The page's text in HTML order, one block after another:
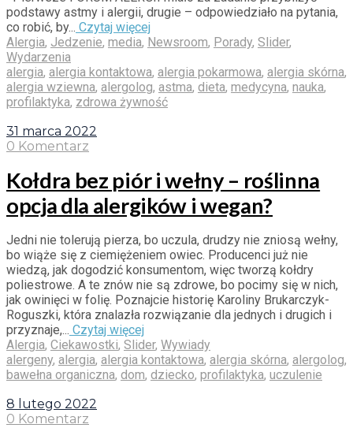
podstawy astmy i alergii, drugie – odpowiedziało na pytania,
co robić, by... Czytaj więcej
Alergia, Jedzenie, media, Newsroom, Porady, Slider,
Wydarzenia
alergia, alergia kontaktowa, alergia pokarmowa, alergia skórna,
alergia wziewna, alergolog, astma, dieta, medycyna, nauka,
profilaktyka, zdrowa żywność
31 marca 2022
0 Komentarz
Kołdra bez piór i wełny – roślinna
opcja dla alergików i wegan?
Jedni nie tolerują pierza, bo uczula, drudzy nie zniosą wełny,
bo wiąże się z ciemiężeniem owiec. Producenci już nie
wiedzą, jak dogodzić konsumentom, więc tworzą kołdry
poliestrowe. A te znów nie są zdrowe, bo pocimy się w nich,
jak owinięci w folię. Poznajcie historię Karoliny Brukarczyk-
Roguszki, która znalazła rozwiązanie dla jednych i drugich i
przyznaje,... Czytaj więcej
Alergia, Ciekawostki, Slider, Wywiady
alergeny, alergia, alergia kontaktowa, alergia skórna, alergolog,
bawełna organiczna, dom, dziecko, profilaktyka, uczulenie
8 lutego 2022
0 Komentarz